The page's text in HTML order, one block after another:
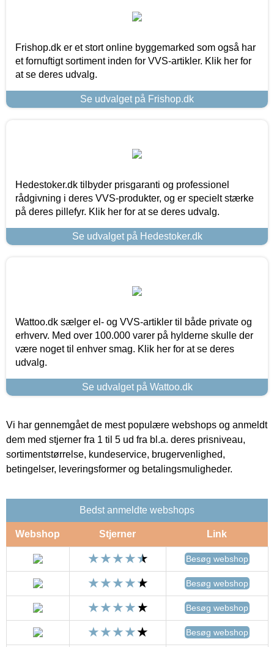
Frishop.dk er et stort online byggemarked som også har
et fornuftigt sortiment inden for VVS-artikler. Klik her for
at se deres udvalg.
Se udvalget på Frishop.dk
Hedestoker.dk tilbyder prisgaranti og professionel
rådgivning i deres VVS-produkter, og er specielt stærke
på deres pillefyr. Klik her for at se deres udvalg.
Se udvalget på Hedestoker.dk
Wattoo.dk sælger el- og VVS-artikler til både private og
erhverv. Med over 100.000 varer på hylderne skulle der
være noget til enhver smag. Klik her for at se deres
udvalg.
Se udvalget på Wattoo.dk
Vi har gennemgået de mest populære webshops og anmeldt
dem med stjerner fra 1 til 5 ud fra bl.a. deres prisniveau,
sortimentstørrelse, kundeservice, brugervenlighed,
betingelser, leveringsformer og betalingsmuligheder.
Bedst anmeldte webshops
Webshop Stjerner Link
Besøg webshop
Besøg webshop
Besøg webshop
Besøg webshop